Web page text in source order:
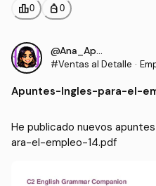
leaderboard0 personal_bag 0
@Ana_Apuntes
#Ventas al Detalle ·
Apuntes-Ingles-para-el-
He publicado nuevos
ara-el-empleo-14.pdf